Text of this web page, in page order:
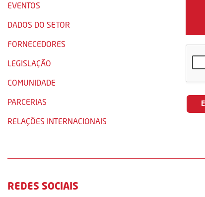
EVENTOS
DADOS DO SETOR
FORNECEDORES
LEGISLAÇÃO
COMUNIDADE
PARCERIAS
RELAÇÕES INTERNACIONAIS
REDES SOCIAIS